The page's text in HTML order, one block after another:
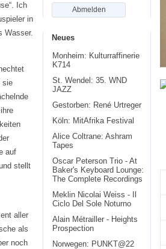
Ich
in
Wasser.
sie
auf
stellt
aller
als
noch
Abmelden
Neues
Monheim: Kulturraffinerie
K714
St. Wendel: 35. WND
JAZZ
Gestorben: René Urtreger
Köln: MitAfrika Festival
Alice Coltrane: Ashram
Tapes
Oscar Peterson Trio - At
Baker's Keyboard Lounge:
The Complete Recordings
Meklin Nicolai Weiss - Il
Ciclo Del Sole Noturno
Alain Métrailler - Heights
Prospection
Norwegen: PUNKT@22